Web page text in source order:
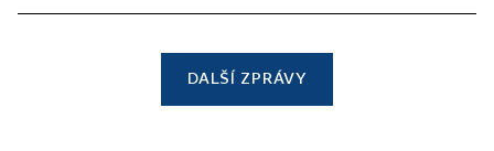
DALŠÍ ZPRÁVY